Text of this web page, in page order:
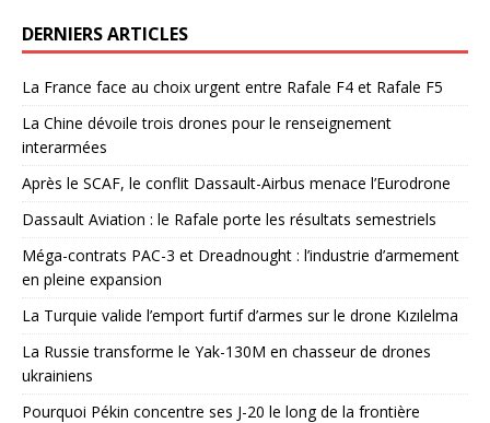
DERNIERS ARTICLES
La France face au choix urgent entre Rafale F4 et Rafale F5
La Chine dévoile trois drones pour le renseignement
interarmées
Après le SCAF, le conflit Dassault-Airbus menace l’Eurodrone
Dassault Aviation : le Rafale porte les résultats semestriels
Méga-contrats PAC-3 et Dreadnought : l’industrie d’armement
en pleine expansion
La Turquie valide l’emport furtif d’armes sur le drone Kızılelma
La Russie transforme le Yak-130M en chasseur de drones
ukrainiens
Pourquoi Pékin concentre ses J-20 le long de la frontière